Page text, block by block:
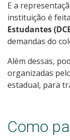
E a
instituição é
Estudantes
demandas do
Além dessas,
organizadas
estadual, para
Como